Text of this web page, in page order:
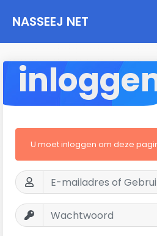
NASSEEJ NET
U moet inloggen om deze